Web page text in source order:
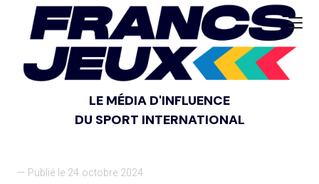
LE MÉDIA D'INFLUENCE
DU SPORT INTERNATIONAL
— Publié le 24 octobre 2024